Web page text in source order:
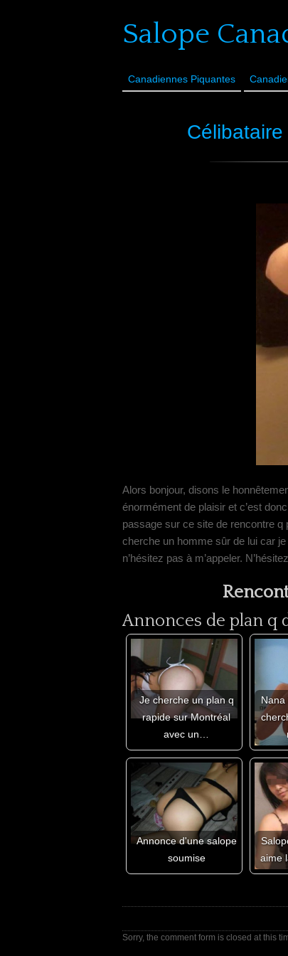
Salope
Canadiennes Piquantes
Alors bonjour, disons le
énormément de plaisir et c’est
passage sur ce site de rencontre q
cherche un homme sûr de lui car
n’hésitez pas à m’appeler.
Annonces de plan q
Je cherche un plan q
rapide sur Montréal
avec un…
Annonce d'une salope
soumise
aime
Sorry, the comment form is closed at this